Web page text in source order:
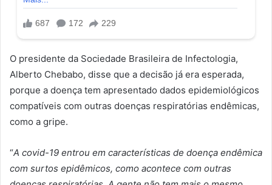
O presidente da Sociedade Brasileira de Infectologia,
Alberto Chebabo, disse que a decisão já era esperada,
porque a doença tem apresentado dados epidemiológicos
compatíveis com outras doenças respiratórias endêmicas,
como a gripe.
“A covid-19 entrou em características de doença endêmica
com surtos epidêmicos, como acontece com outras